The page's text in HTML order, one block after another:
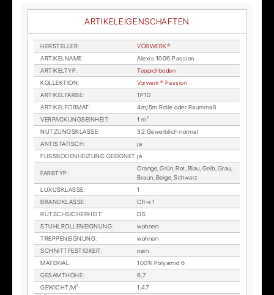
ARTIKELEIGENSCHAFTEN
HER­STEL­LER:
VOR­WER­K®
AR­TI­KEL­NA­ME:
Alexis 1006 Pas­si­on
AR­TI­KEL­TYP:
Tep­pich­bo­den
KOL­LEK­TI­ON:
Vor­wer­k® Pas­si­on
AR­TI­KEL­FAR­BE:
1P10
AR­TI­KEL­FOR­MAT:
4m/5m Rol­le oder Raum­maß
VER­PA­CKUNGS­EIN­HEIT:
1 m²
NUT­ZUNGS­KLAS­SE:
32 Ge­werb­lich nor­mal
AN­TI­STA­TISCH:
ja
FUSS­BO­DEN­HEI­ZUNG GE­EIG­NET:ja
FARB­TYP:
Oran­ge, Grün, Rot, Blau, Gelb, Grau,
Braun, Beige, Schwarz
LU­XUS­KLAS­SE:
1
BRAND­KLAS­SE:
Cfl-s1
RUTSCH­SI­CHER­HEIT:
DS
STUHL­ROL­LEN­EIG­NUNG:
woh­nen
TREP­PEN­EIG­NUNG:
woh­nen
SCHNITT­FES­TIG­KEIT:
nein
MA­TE­RI­AL:
100% Po­ly­amid 6
GE­SAMT­HÖ­HE:
6,7
GE­WICHT/M²:
1,47